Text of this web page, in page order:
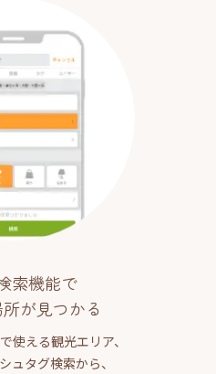
索機能で
が見つかる
使える観光エリア、
ュタグ検索から、